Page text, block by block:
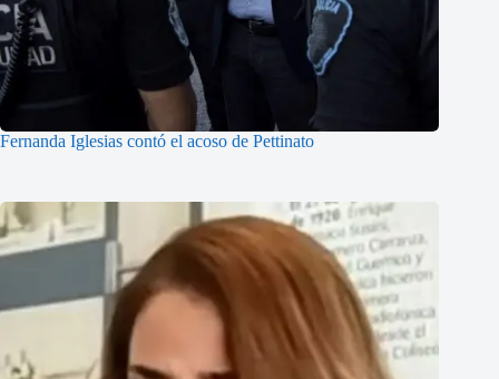
Fernanda Iglesias contó el acoso de Pettinato